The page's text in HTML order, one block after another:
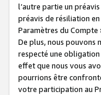
l’autre partie un
préavis de résiliation
Paramètres du Compte
De plus, nous pouvons
respecté une obligation
effet que nous vous
pourrions être
votre participation au